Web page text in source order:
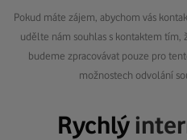
Pokud máte zájem, abychom vás
udělte nám souhlas s kontaktem
budeme zpracovávat pouze pro
možnostech odvolání
Rychlý